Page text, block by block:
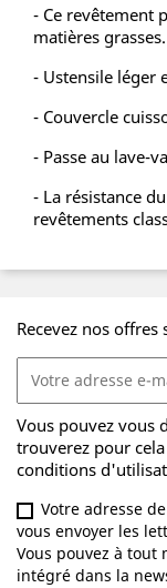
- Ce revêtement
matières grasses.
- Ustensile léger
- Couvercle
- Passe au lave-
- La résistance
revêtements
Recevez nos offres
Vous pouvez vous
trouverez pour
conditions
Votre adresse
vous envoyer les
Vous pouvez à
intégré dans la